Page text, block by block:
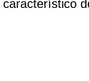
característico